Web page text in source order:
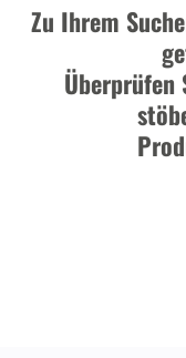
Zu Ihrem
Überprüfen